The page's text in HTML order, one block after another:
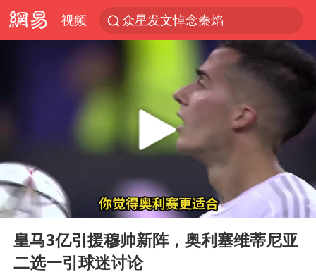
视频
众星发文悼念秦焰
苏州河水抢排翻泄至黄浦江
“还不如不放假”
费大厨不自称“大王”了
血指纹匹配成功，20年悬案告破！凶手被执行死刑
辽宁28名务农人员中暑死亡？官方辟谣
Play
00:00 03:30
皇马3亿引援穆帅新阵，奥利塞维蒂尼亚
二选一引球迷讨论